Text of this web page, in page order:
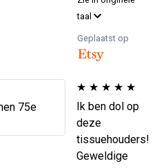
taal
Geplaatst op
★ ★ ★ ★ ★
Ik ben dol op
deze
tissuehouders!
Geweldige